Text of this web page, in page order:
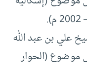
علي بن عبد الله
موضوع (الحوار